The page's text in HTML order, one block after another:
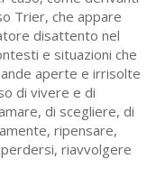
Trier, che appare
disattento nel
e situazioni che
aperte e irrisolte
di vivere e di
di scegliere, di
ripensare,
riavvolgere